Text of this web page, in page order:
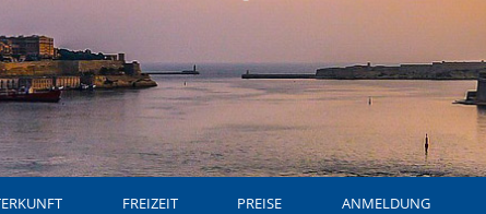
FREIZEIT PREISE ANMELDUNG